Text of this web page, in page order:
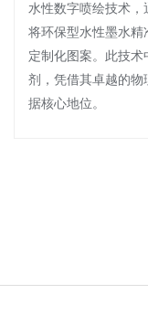
水性数字喷绘技术
将环保型水性墨水精
定制化图案。此技
剂，凭借其卓越的
据核心地位。